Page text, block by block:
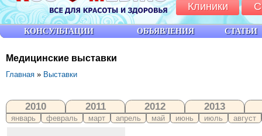
Медицинские выставки
Главная » Выставки
2010 2011 2012 2013
январь февраль март апрель май июнь июль август
КОНСУЛЬТАЦИИ ОБЪЯВЛЕНИЯ СТАТЬИ
Клиники